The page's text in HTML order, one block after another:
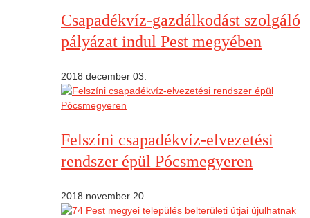
Csapadékvíz-gazdálkodást szolgáló
pályázat indul Pest megyében
2018 december 03.
Felszíni csapadékvíz-elvezetési
rendszer épül Pócsmegyeren
2018 november 20.